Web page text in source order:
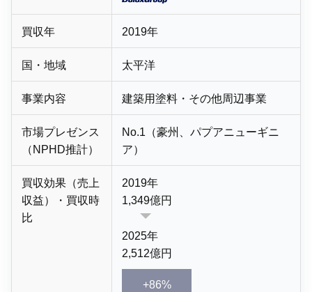
買収年 2019年
国・地域 太平洋
事業内容 建築用塗料・ その他周辺事業
市場プレゼンス
（NPHD推計）
No.1（豪州、パプアニューギニ
ア）
買収効果（売上
収益）・買収時
比
2019年
1,349億円
2025年
2,512億円
+86%